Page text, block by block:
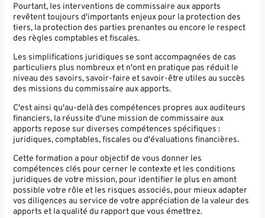
Pourtant, les interventions de commissaire aux apports
revêtent toujours d'importants enjeux pour la protection des
tiers, la protection des parties prenantes ou encore le respect
des règles comptables et fiscales.
Les simplifications juridiques se sont accompagnées de cas
particuliers plus nombreux et n'ont en pratique pas réduit le
niveau des savoirs, savoir-faire et savoir-être utiles au succès
des missions du commissaire aux apports.
C'est ainsi qu'au-delà des compétences propres aux auditeurs
financiers, la réussite d'une mission de commissaire aux
apports repose sur diverses compétences spécifiques :
juridiques, comptables, fiscales ou d'évaluations financières.
Cette formation a pour objectif de vous donner les
compétences clés pour cerner le contexte et les conditions
juridiques de votre mission, pour identifier le plus en amont
possible votre rôle et les risques associés, pour mieux adapter
vos diligences au service de votre appréciation de la valeur des
apports et la qualité du rapport que vous émettrez.